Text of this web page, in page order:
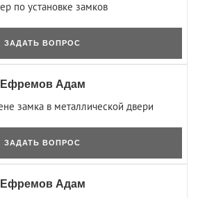
по установке замков
ЗАДАТЬ ВОПРОС
Ефремов Адам
замка в металлической двери
ЗАДАТЬ ВОПРОС
Ефремов Адам